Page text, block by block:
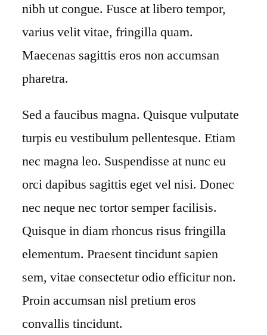
nibh ut congue. Fusce at libero tempor,
varius velit vitae, fringilla quam.
Maecenas sagittis eros non accumsan
pharetra.
Sed a faucibus magna. Quisque vulputate
turpis eu vestibulum pellentesque. Etiam
nec magna leo. Suspendisse at nunc eu
orci dapibus sagittis eget vel nisi. Donec
nec neque nec tortor semper facilisis.
Quisque in diam rhoncus risus fringilla
elementum. Praesent tincidunt sapien
sem, vitae consectetur odio efficitur non.
Proin accumsan nisl pretium eros
convallis tincidunt.